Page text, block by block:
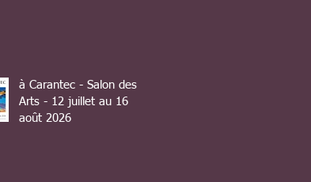
à Carantec - Salon des
Arts - 12 juillet au 16
août 2026